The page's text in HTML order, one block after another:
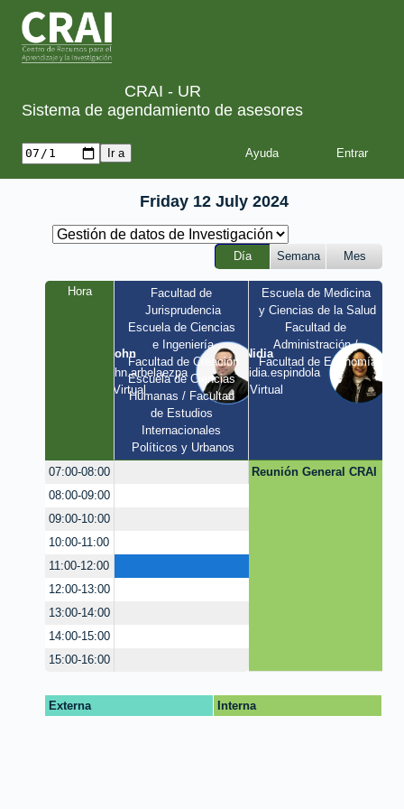
CRAI - UR
Sistema de agendamiento de asesores
Ayuda
Friday 12 July 2024
Día Semana Mes
Hora
John
john.arbelaezpa
/ Virtual
Facultad de
Jurisprudencia
Escuela de Ciencias
e Ingeniería
Facultad de Creación
Escuela de Ciencias
Humanas / Facultad
de Estudios
Internacionales
Políticos y Urbanos
Nidia
nidia.espindola
/ Virtual
Escuela de Medicina
y Ciencias de la Salud
Facultad de
Administración /
Facultad de Economía
07:00-08:00
Reunión General CRAI
08:00-09:00
09:00-10:00
10:00-11:00
11:00-12:00
12:00-13:00
13:00-14:00
14:00-15:00
15:00-16:00
Externa Interna